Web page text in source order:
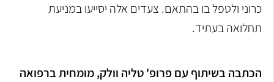
כרוני ולטפל בו בהתאם. צעדים אלה יסייעו במניעת
תחלואה בעתיד.
הכתבה בשיתוף עם פרופ' טליה וולק, מומחית ברפואה